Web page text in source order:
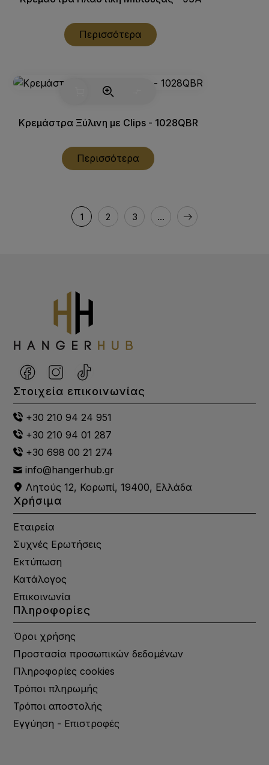
Περισσότερα
Κρεμάστρα Ξύλινη με Clips - 1028QBR
Περισσότερα
1 2 3 …
Στοιχεία επικοινωνίας
+30 210 94 24 951
+30 210 94 01 287
+30 698 00 21 274
info@hangerhub.gr
Λητούς 12, Κορωπί, 19400, Ελλάδα
Χρήσιμα
Εταιρεία
Συχνές Ερωτήσεις
Εκτύπωση
Κατάλογος
Επικοινωνία
Πληροφορίες
Όροι χρήσης
Προστασία προσωπικών δεδομένων
Πληροφορίες cookies
Τρόποι πληρωμής
Τρόποι αποστολής
Εγγύηση - Επιστροφές